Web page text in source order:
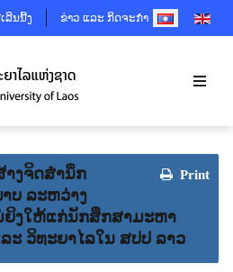
ລີນນີ້ງ ຂ່າວ ແລະ ກິດຈະກຳSELECT YOUR
Print
າງຈິດສໍານຶກ
ບ ລະຫວ່າງ
ຍິງໃຫ້ແກ່ນັກສຶກສາມະຫາ
ະ ວິທະຍາໄລໃນ ສປປ ລາວ